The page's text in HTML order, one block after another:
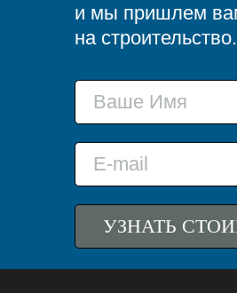
и мы пришлем
на строительство.
УЗНАТЬ